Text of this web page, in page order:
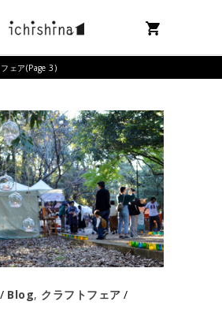
ェア(Page 3)
Blog, クラフトフェア